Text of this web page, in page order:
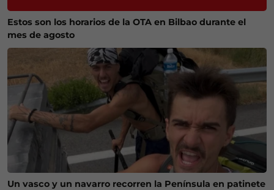
Estos son los horarios de la OTA en Bilbao durante el
mes de agosto
Un vasco y un navarro recorren la Península en patinete